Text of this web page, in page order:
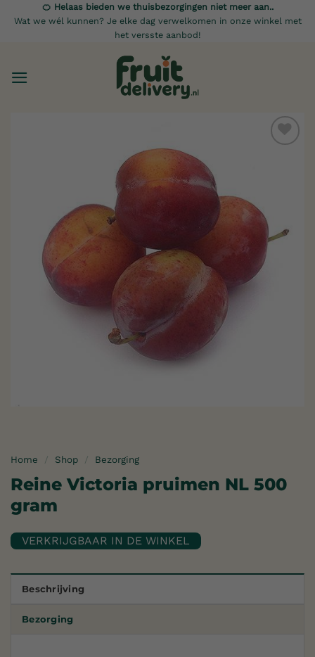
naar
🍊 Helaas bieden we thuisbezorgingen niet meer aan..
Wat we wél kunnen? Je elke dag verwelkomen in onze winkel met
het versste aanbod!
Home / Shop / Bezorging
Reine Victoria pruimen NL 500
gram
Beschrijving
Bezorging